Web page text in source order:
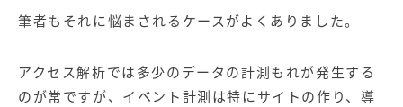
筆者もそれに悩まされるケースがよくありました。
アクセス解析では多少のデータの計測もれが発生する
のが常ですが、イベント計測は特にサイトの作り、導